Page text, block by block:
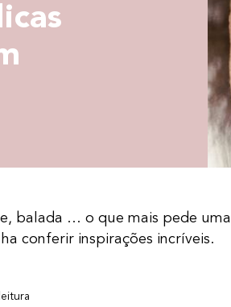
balada … o que mais pede uma
conferir inspirações incríveis.